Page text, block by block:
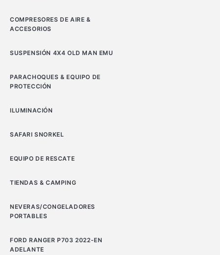
COMPRESORES DE AIRE &
ACCESORIOS
SUSPENSIÓN 4X4 OLD MAN EMU
PARACHOQUES & EQUIPO DE
PROTECCIÓN
ILUMINACIÓN
SAFARI SNORKEL
EQUIPO DE RESCATE
TIENDAS & CAMPING
NEVERAS/CONGELADORES
PORTABLES
FORD RANGER P703 2022-EN
ADELANTE